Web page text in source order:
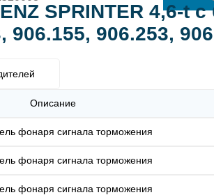
SPRINTER 4,6-t
906.155, 906.253,
Описание
фонаря сигнала торможения
фонаря сигнала торможения
фонаря сигнала торможения